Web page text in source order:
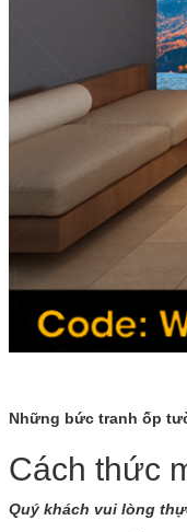
Những bức tranh ốp
Cách thức
Quý khách vui lòng